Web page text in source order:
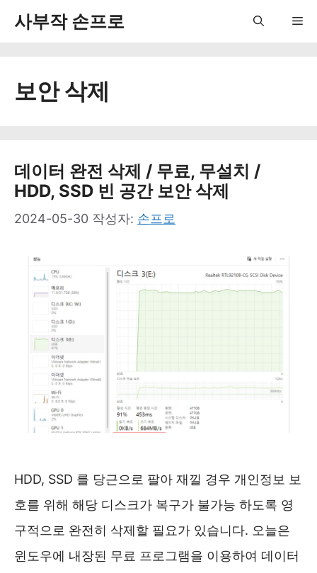
사부작 손프로
보안 삭제
데이터 완전 삭제 / 무료, 무설치 /
HDD, SSD 빈 공간 보안 삭제
2024-05-30 작성자: 손프로
HDD, SSD 를 당근으로 팔아 재낄 경우 개인정보 보
호를 위해 해당 디스크가 복구가 불가능 하도록 영
구적으로 완전히 삭제할 필요가 있습니다. 오늘은
윈도우에 내장된 무료 프로그램을 이용하여 데이터